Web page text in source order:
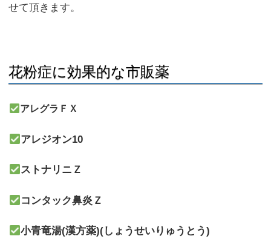
せて頂きます。
花粉症に効果的な市販薬
アレグラＦＸ
アレジオン10
ストナリニＺ
コンタック鼻炎Ｚ
小青竜湯(漢方薬)(しょうせいりゅうとう)